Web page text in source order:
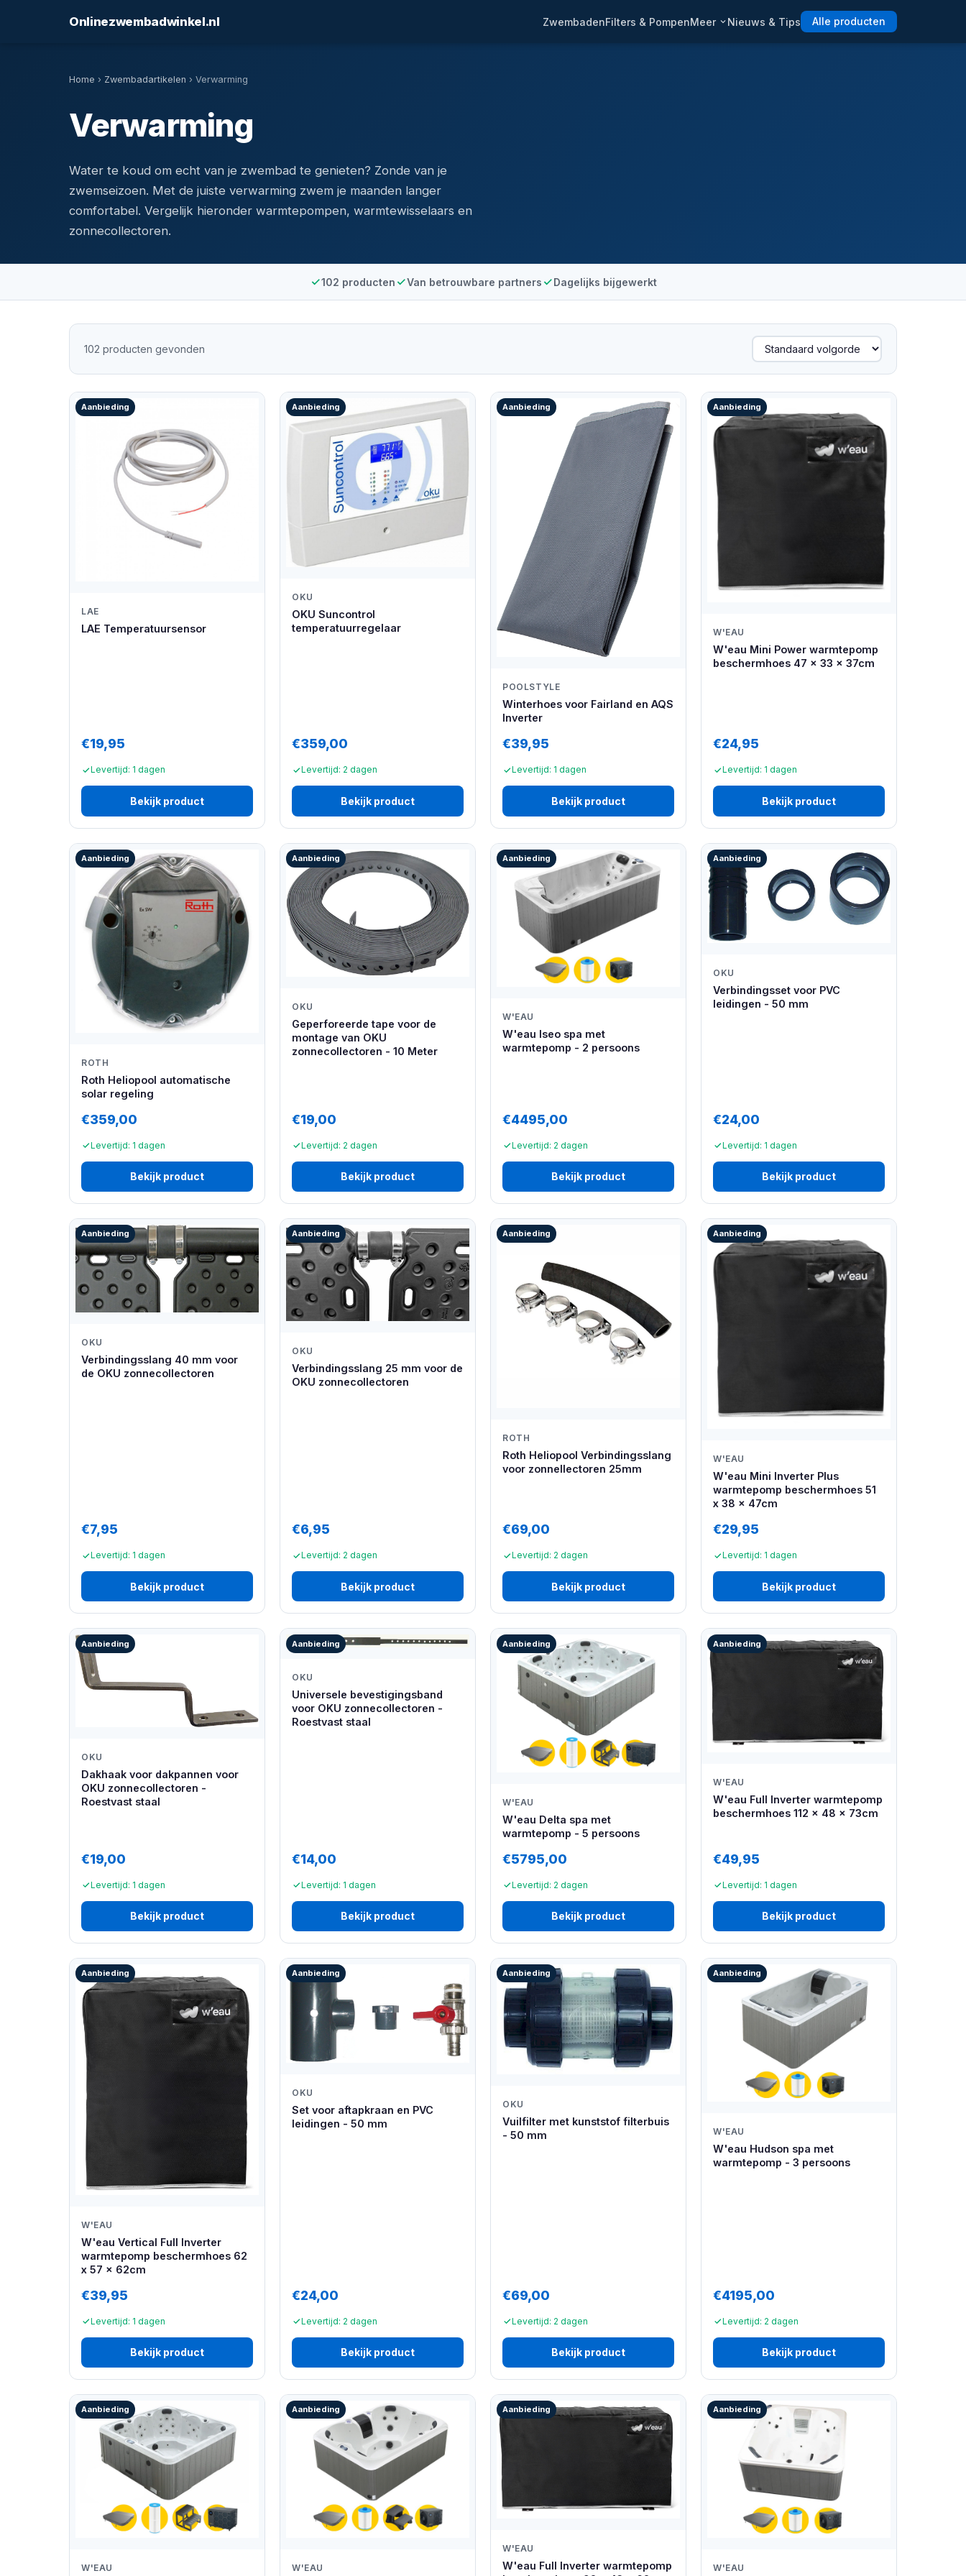
Onlinezwembadwinkel.nl ZwembadenFilters & PompenMeer Nieuws & Tips Alle producten
Home › Zwembadartikelen › Verwarming
Verwarming
Water te koud om echt van je zwembad te genieten? Zonde van je
zwemseizoen. Met de juiste verwarming zwem je maanden langer
comfortabel. Vergelijk hieronder warmtepompen, warmtewisselaars en
zonnecollectoren.
102 producten Van betrouwbare partners Dagelijks bijgewerkt
102 producten gevonden
Aanbieding
LAE
LAE Temperatuursensor
€19,95
Levertijd: 1 dagen
Bekijk product
Aanbieding
OKU
OKU Suncontrol
temperatuurregelaar
€359,00
Levertijd: 2 dagen
Bekijk product
Aanbieding
POOLSTYLE
Winterhoes voor Fairland en AQS
Inverter
€39,95
Levertijd: 1 dagen
Bekijk product
Aanbieding
W'EAU
W'eau Mini Power warmtepomp
beschermhoes 47 x 33 x 37cm
€24,95
Levertijd: 1 dagen
Bekijk product
Aanbieding
ROTH
Roth Heliopool automatische
solar regeling
€359,00
Levertijd: 1 dagen
Bekijk product
Aanbieding
OKU
Geperforeerde tape voor de
montage van OKU
zonnecollectoren - 10 Meter
€19,00
Levertijd: 2 dagen
Bekijk product
Aanbieding
W'EAU
W'eau Iseo spa met
warmtepomp - 2 persoons
€4495,00
Levertijd: 2 dagen
Bekijk product
Aanbieding
OKU
Verbindingsset voor PVC
leidingen - 50 mm
€24,00
Levertijd: 1 dagen
Bekijk product
Aanbieding
OKU
Verbindingsslang 40 mm voor
de OKU zonnecollectoren
€7,95
Levertijd: 1 dagen
Bekijk product
Aanbieding
OKU
Verbindingsslang 25 mm voor de
OKU zonnecollectoren
€6,95
Levertijd: 2 dagen
Bekijk product
Aanbieding
ROTH
Roth Heliopool Verbindingsslang
voor zonnellectoren 25mm
€69,00
Levertijd: 2 dagen
Bekijk product
Aanbieding
W'EAU
W'eau Mini Inverter Plus
warmtepomp beschermhoes 51
x 38 x 47cm
€29,95
Levertijd: 1 dagen
Bekijk product
Aanbieding
OKU
Dakhaak voor dakpannen voor
OKU zonnecollectoren -
Roestvast staal
€19,00
Levertijd: 1 dagen
Bekijk product
Aanbieding
OKU
Universele bevestigingsband
voor OKU zonnecollectoren -
Roestvast staal
€14,00
Levertijd: 1 dagen
Bekijk product
Aanbieding
W'EAU
W'eau Delta spa met
warmtepomp - 5 persoons
€5795,00
Levertijd: 2 dagen
Bekijk product
Aanbieding
W'EAU
W'eau Full Inverter warmtepomp
beschermhoes 112 x 48 x 73cm
€49,95
Levertijd: 1 dagen
Bekijk product
Aanbieding
W'EAU
W'eau Vertical Full Inverter
warmtepomp beschermhoes 62
x 57 x 62cm
€39,95
Levertijd: 1 dagen
Bekijk product
Aanbieding
OKU
Set voor aftapkraan en PVC
leidingen - 50 mm
€24,00
Levertijd: 2 dagen
Bekijk product
Aanbieding
OKU
Vuilfilter met kunststof filterbuis
- 50 mm
€69,00
Levertijd: 2 dagen
Bekijk product
Aanbieding
W'EAU
W'eau Hudson spa met
warmtepomp - 3 persoons
€4195,00
Levertijd: 2 dagen
Bekijk product
Aanbieding
W'EAU
Aanbieding
W'EAU
Aanbieding
W'EAU
W'eau Full Inverter warmtepomp
Aanbieding
W'EAU